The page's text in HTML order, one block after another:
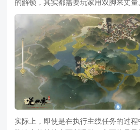
的解锁，其实都需要玩家用双脚来丈量
实际上，即使是在执行主线任务的过